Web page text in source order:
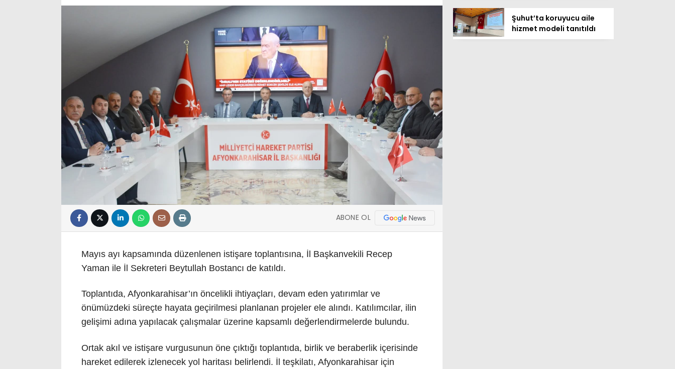
ABONE OL
Mayıs ayı kapsamında düzenlenen istişare toplantısına, İl Başkanvekili Recep
Yaman ile İl Sekreteri Beytullah Bostancı de katıldı.
Toplantıda, Afyonkarahisar’ın öncelikli ihtiyaçları, devam eden yatırımlar ve
önümüzdeki süreçte hayata geçirilmesi planlanan projeler ele alındı. Katılımcılar, ilin
gelişimi adına yapılacak çalışmalar üzerine kapsamlı değerlendirmelerde bulundu.
Ortak akıl ve istişare vurgusunun öne çıktığı toplantıda, birlik ve beraberlik içerisinde
hareket edilerek izlenecek yol haritası belirlendi. İl teşkilatı, Afyonkarahisar için
Şuhut’ta koruyucu aile
hizmet modeli tanıtıldı